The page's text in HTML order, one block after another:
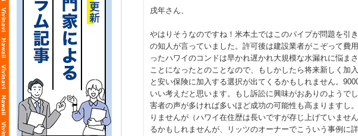
戌年さん、
やはりそうなのですね！米本土ではこのパイプが問題を引
の知人が言っていました。許可後は建設業者がこぞって費
ったハワイのコンドは早かれ遅かれ大規模な水漏れに悩ま
ことになったとのことなので、もしかしたら将来新しく加
と安い保険に加入する選択が出てくるかもしれません。
いい考えだと思います。もし訴訟に興味がおありのようで
害者の声が多ければ多いほど成功の可能性も高まりますし
りませんが（ハワイ在住歴は長いですが存じ上げていませ
るかもしれませんが、リッツのオーナーでこういう事例に